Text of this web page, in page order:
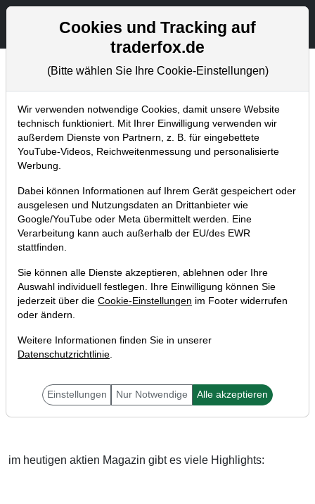
Aktien- und Artikelsuche
Börsenmagazine
Home Blog Börsenmagazine
aktien Magazin Nr. 14: 3D-Drucker-
Aktien und Musterdepot-Kauforder (7
% Dividendenrendite)
22.05.2017 um 16:22 Uhr | TraderFox GmbH
Liebe Leser,
im heutigen aktien Magazin gibt es viele Highlights:
Cookies und Tracking auf
traderfox.de
(Bitte wählen Sie Ihre Cookie-Einstellungen)
Wir verwenden notwendige Cookies, damit unsere Website
technisch funktioniert. Mit Ihrer Einwilligung verwenden wir
außerdem Dienste von Partnern, z. B. für eingebettete
YouTube-Videos, Reichweitenmessung und personalisierte
Werbung.
Dabei können Informationen auf Ihrem Gerät gespeichert oder
ausgelesen und Nutzungsdaten an Drittanbieter wie
Google/YouTube oder Meta übermittelt werden. Eine
Verarbeitung kann auch außerhalb der EU/des EWR
stattfinden.
Sie können alle Dienste akzeptieren, ablehnen oder Ihre
Auswahl individuell festlegen. Ihre Einwilligung können Sie
jederzeit über die Cookie-Einstellungen im Footer widerrufen
oder ändern.
Weitere Informationen finden Sie in unserer
Datenschutzrichtlinie.
Einstellungen Nur Notwendige Alle akzeptieren